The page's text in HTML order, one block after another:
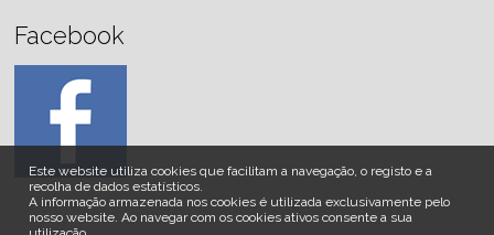
Este website utiliza cookies que facilitam a navegação, o registo e a
recolha de dados estatísticos.
A informação armazenada nos cookies é utilizada exclusivamente pelo
nosso website.Ao navegar com os cookies ativos consente a sua
Facebook